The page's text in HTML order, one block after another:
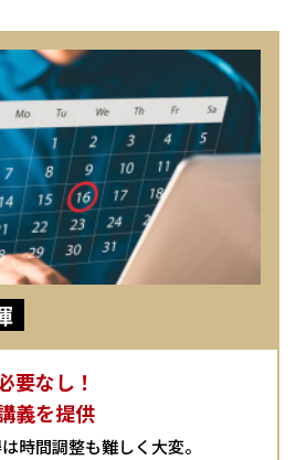
要なし！
義を提供
時間調整も難しく大変。